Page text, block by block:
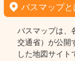
バスマップと
バスマップは、
交通省）が公開
した地図サイト